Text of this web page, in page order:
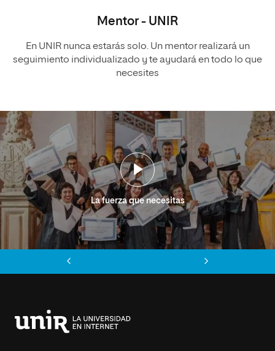
Mentor - UNIR
En UNIR nunca estarás solo. Un mentor realizará un
seguimiento individualizado y te ayudará en todo lo que
necesites
La fuerza que necesitas